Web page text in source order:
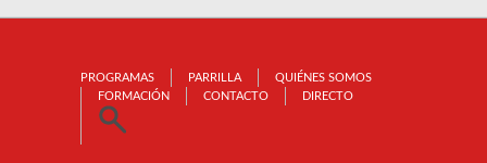
PROGRAMAS PARRILLA
QUIÉNES SOMOS
FORMACIÓN
CONTACTO DIRECTO